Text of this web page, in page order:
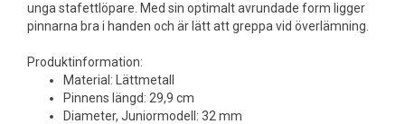
unga stafettlöpare. Med sin optimalt avrundade form ligger
pinnarna bra i handen och är lätt att greppa vid överlämning.
Produktinformation:
Material: Lättmetall
Pinnens längd: 29,9 cm
Diameter, Juniormodell: 32 mm